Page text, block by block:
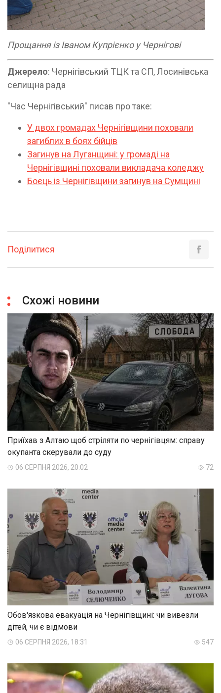
Прощання із Іваном Купрієнко у Чернігові
Джерело: Чернігівський ТЦК та СП, Лосинівська
селищна рада
"Час Чернігівський" писав про таке:
У двох громадах Чернігівщини поховали
загиблих в боях бійців
Загинув на Луганщині: у громаді на
Чернігівщині поховали викладача коледжу
Боєць із Чернігівщини загинув на Сумщині
Поділитися
Схожі новини
Приїхав з Алтаю щоб стріляти по чернігівцям: справу
окупанта скерували до суду
06 СЕРПНЯ 2026, 20:02 72
Обов'язкова евакуація на Чернігівщині: чи вивезли
дітей, чи є відмови
06 СЕРПНЯ 2026, 18:31 547